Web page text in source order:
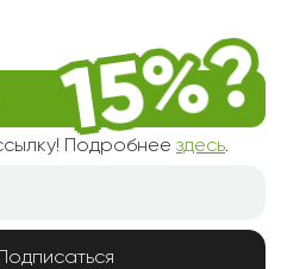
Подробнее здесь.
Подписаться